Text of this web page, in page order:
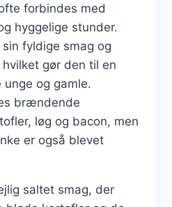
forbindes med
hyggelige stunder.
fyldige smag og
gør den til en
og gamle.
brændende
løg og bacon, men
er også blevet
saltet smag, der